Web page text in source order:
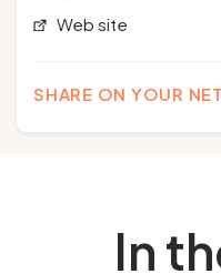
Web site
SHARE ON YOUR
In